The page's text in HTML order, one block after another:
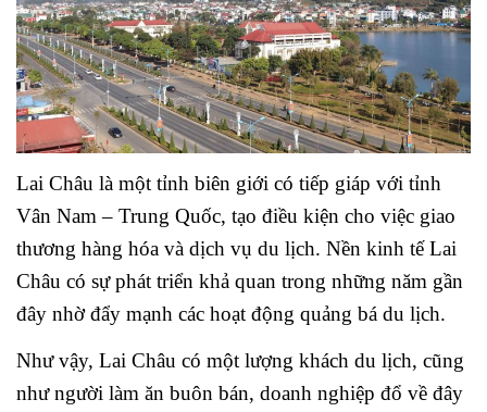
Lai Châu là một tỉnh biên giới có tiếp giáp với tỉnh
Vân Nam – Trung Quốc, tạo điều kiện cho việc giao
thương hàng hóa và dịch vụ du lịch. Nền kinh tế Lai
Châu có sự phát triển khả quan trong những năm gần
đây nhờ đẩy mạnh các hoạt động quảng bá du lịch.
Như vậy, Lai Châu có một lượng khách du lịch, cũng
như người làm ăn buôn bán, doanh nghiệp đổ về đây